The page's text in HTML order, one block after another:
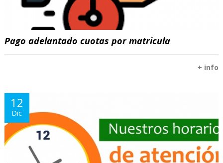
Pago adelantado cuotas por matricula
+ info
12
Dic